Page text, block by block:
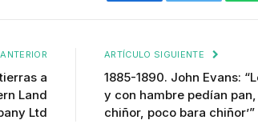
a
Land
Ltd
ARTÍCULO SIGUIENTE
1885-1890. John Evans:
y con hambre pedían
chiñor, poco bara chiñor’”